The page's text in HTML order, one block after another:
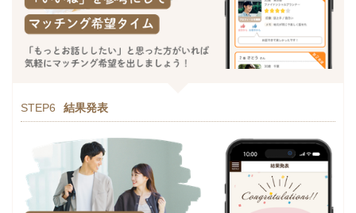
STEP6 結果発表